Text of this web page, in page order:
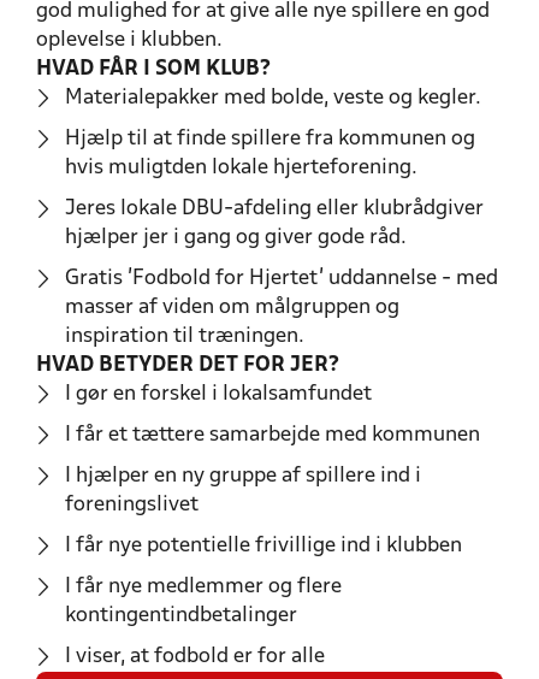
god mulighed for at give alle nye spillere en god
oplevelse i klubben.
HVAD FÅR I SOM KLUB?
Materialepakker med bolde, veste og kegler.
Hjælp til at finde spillere fra kommunen og
hvis muligtden lokale hjerteforening.
Jeres lokale DBU-afdeling eller klubrådgiver
hjælper jer i gang og giver gode råd.
Gratis 'Fodbold for Hjertet' uddannelse - med
masser af viden om målgruppen og
inspiration til træningen.
HVAD BETYDER DET FOR JER?
I gør en forskel i lokalsamfundet
I får et tættere samarbejde med kommunen
I hjælper en ny gruppe af spillere ind i
foreningslivet
I får nye potentielle frivillige ind i klubben
I får nye medlemmer og flere
kontingentindbetalinger
I viser, at fodbold er for alle